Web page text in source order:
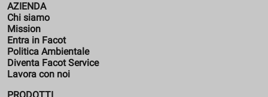
AZIENDA
Chi siamo
Mission
Entra in Facot
Politica Ambientale
Diventa Facot Service
Lavora con noi